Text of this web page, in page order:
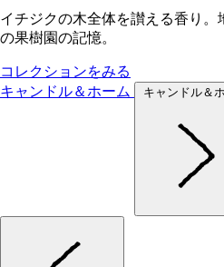
イチジクの木全体を讃える香り。
の果樹園の記憶。
コレクションをみる
キャンドル＆ホーム
キャンドル＆